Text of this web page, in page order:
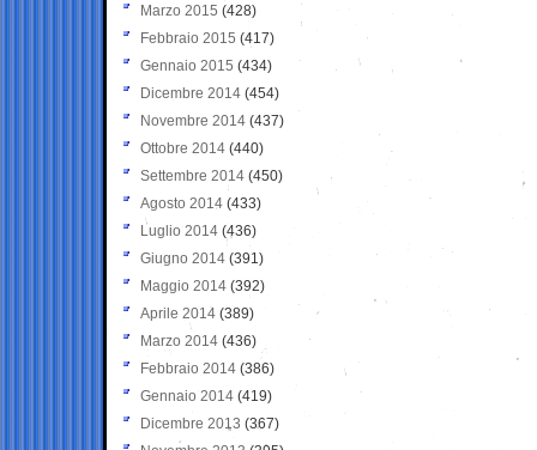
Marzo 2015 (428)
Febbraio 2015 (417)
Gennaio 2015 (434)
Dicembre 2014 (454)
Novembre 2014 (437)
Ottobre 2014 (440)
Settembre 2014 (450)
Agosto 2014 (433)
Luglio 2014 (436)
Giugno 2014 (391)
Maggio 2014 (392)
Aprile 2014 (389)
Marzo 2014 (436)
Febbraio 2014 (386)
Gennaio 2014 (419)
Dicembre 2013 (367)